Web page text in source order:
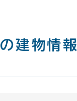
の建物情報